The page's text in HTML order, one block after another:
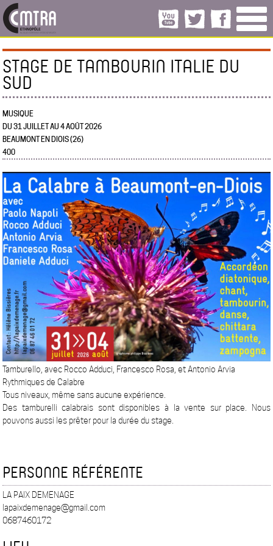
STAGE DE TAMBOURIN ITALIE DU
SUD
MUSIQUE
DU 31 JUILLET AU 4 AOÛT 2026
BEAUMONT EN DIOIS (26)
400
Tamburello, avec Rocco Adduci, Francesco Rosa, et Antonio Arvia
Rythmiques de Calabre
Tous niveaux, même sans aucune expérience.
Des tamburelli calabrais sont disponibles à la vente sur place. Nous
pouvons aussi les prêter pour la durée du stage.
PERSONNE RÉFÉRENTE
LA PAIX DEMENAGE
lapaixdemenage@gmail.com
0687460172